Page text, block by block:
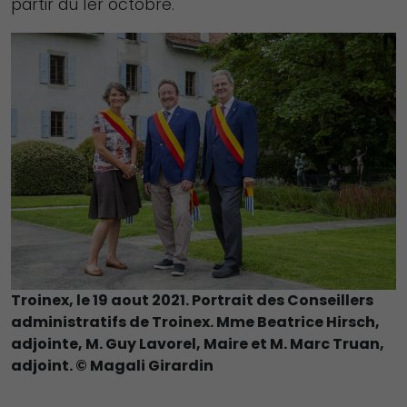
partir du 1er octobre.
Troinex, le 19 aout 2021. Portrait des Conseillers
administratifs de Troinex. Mme Beatrice Hirsch,
adjointe, M. Guy Lavorel, Maire et M. Marc Truan,
adjoint. © Magali Girardin
du site Web.
Statistiques
Afin que nous
puissions
améliorer la
fonctionnalité
et la structure
du site Web,
en fonction
de la façon
dont le site
Web est